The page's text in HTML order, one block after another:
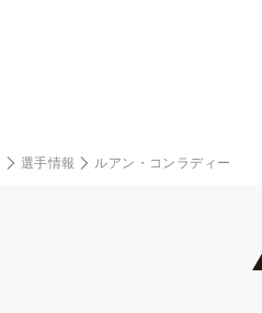
選手情報 ルアン・コンラディー